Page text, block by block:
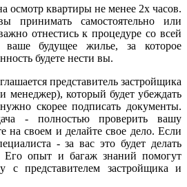
осмотр квартиры не менее 2х часов.
принимать самостоятельно или
отнестись к процедуре со всей
ваше будущее жилье, за которое
будете нести вы.
представитель застройщика
менеджер), который будет убеждать
скорее подписать документы.
- полностью проверить вашу
на своем и делайте свое дело. Если
- за вас это будет делать
Его опыт и багаж знаний помогут
с представителем застройщика и